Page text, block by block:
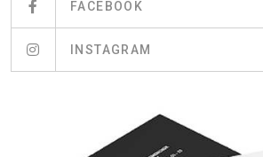
FACEBOOK
INSTAGRAM